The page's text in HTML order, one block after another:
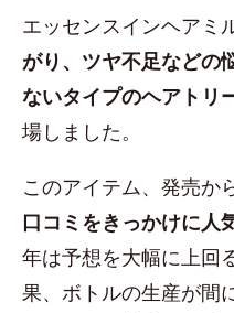
エッセンスインヘアミ
がり、ツヤ不足などの
ないタイプのヘアトリ
場しました。
このアイテム、発売か
口コミをきっかけに人
年は予想を大幅に上回
果、ボトルの生産が間